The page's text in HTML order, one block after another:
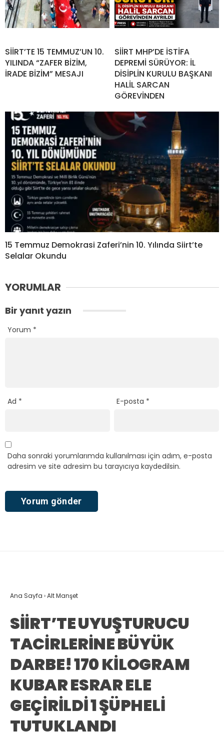
SİİRT’TE 15 TEMMUZ’UN 10.
YILINDA “ZAFER BİZİM,
İRADE BİZİM” MESAJI
SİİRT MHP’DE İSTİFA
DEPREMİ SÜRÜYOR: İL
DİSİPLİN KURULU BAŞKANI
HALİL SARCAN
GÖREVİNDEN
15 Temmuz Demokrasi Zaferi’nin 10. Yılında Siirt’te
Selalar Okundu
YORUMLAR
Bir yanıt yazın
Yorum *
Ad * E-posta *
Daha sonraki yorumlarımda kullanılması için adım, e-posta
adresim ve site adresim bu tarayıcıya kaydedilsin.
Ana Sayfa ›Alt Manşet
SİİRT’TE UYUŞTURUCU
TACİRLERİNE BÜYÜK
DARBE! 170 KİLOGRAM
KUBAR ESRAR ELE
GEÇİRİLDİ 1 ŞÜPHELİ
TUTUKLANDI